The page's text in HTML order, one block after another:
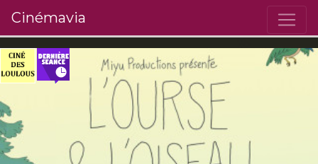
Cinémavia